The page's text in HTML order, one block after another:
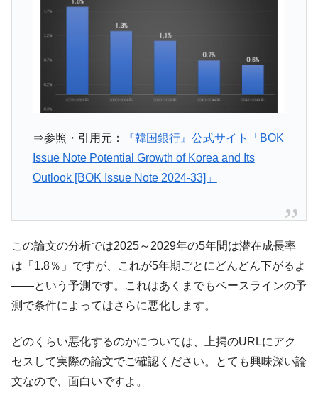
ぎ」では。
『Money1』
韓国鉄鋼最大手『POSCO』ズブズブ沈む。
にぶん殴る法案」提出！⇒ クーパン問題は合衆国企業に対
する差別。許してはおかぬ
『Money1』
韓国ボンクラ政策室長･金容範、株価暴落に
『Money1』
韓国半導体『SKハイニックス』2026年2Qの
日本の誇る海洋資源調査船『白嶺』は先進技術の
Fact1
夏の甲子園、優勝校を最も多く輩出している都道
府県とは？
Fact1 今話題の「楽天ライオンズ」とは？
Fact1 奇跡の毛色「白毛馬」とは？
Fact1
全て勝つといくら？ 競馬GI競走で勝利騎手がもら
える賞金とは？
Fact1 平成仮面ライダーの意外すぎるモチーフとは？
⇒参照・引用元：
『韓国銀行』公式サイト「BOK
Issue Note Potential Growth of Korea and Its
Outlook [BOK Issue Note 2024-33]」
この論文の分析では2025～2029年の5年間は潜在成長率
は「1.8％」ですが、これが5年期ごとにどんどん下がるよ
――という予測です。これはあくまでもベースラインの予
測で条件によってはさらに悪化します。
どのくらい悪化するのかについては、上掲のURLにアク
セスして実際の論文でご確認ください。とても興味深い論
文なので、面白いですよ。